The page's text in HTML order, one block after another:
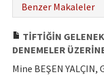
Benzer Makaleler
TİFTİĞİN
DENEMELER
Mine BEŞEN YALÇIN,